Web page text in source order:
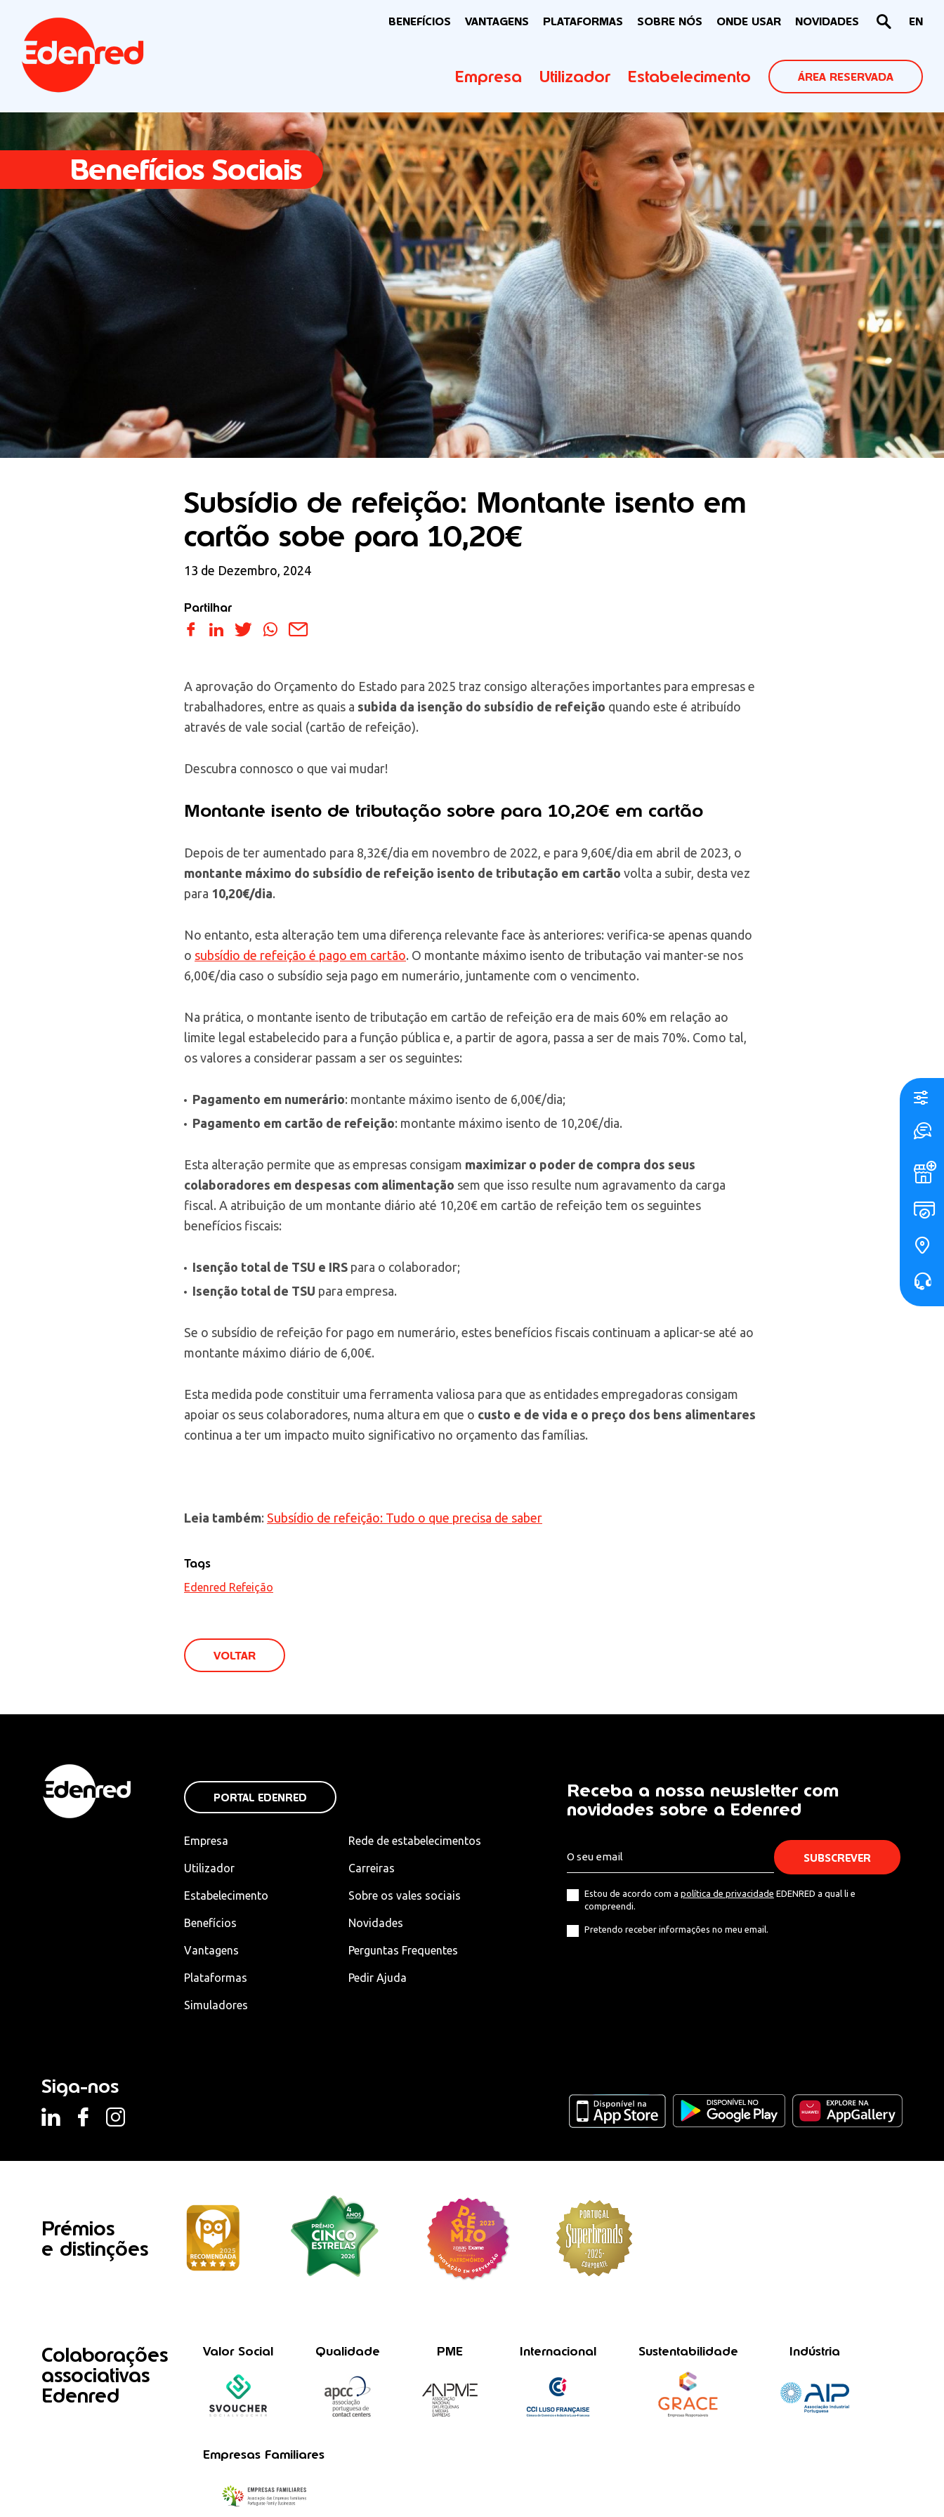
BENEFÍCIOS VANTAGENS PLATAFORMAS SOBRE NÓS ONDE USAR NOVIDADES EN
Empresa Utilizador Estabelecimento ÁREA RESERVADA
Benefícios Sociais
Subsídio de refeição: Montante isento em
cartão sobe para 10,20€
13 de Dezembro, 2024
Partilhar
A aprovação do Orçamento do Estado para 2025 traz consigo alterações importantes para empresas e
trabalhadores, entre as quais a subida da isenção do subsídio de refeição quando este é atribuído
através de vale social (cartão de refeição).
Descubra connosco o que vai mudar!
Montante isento de tributação sobre para 10,20€ em cartão
Depois de ter aumentado para 8,32€/dia em novembro de 2022, e para 9,60€/dia em abril de 2023, o
montante máximo do subsídio de refeição isento de tributação em cartão volta a subir, desta vez
para 10,20€/dia.
No entanto, esta alteração tem uma diferença relevante face às anteriores: verifica-se apenas quando
o subsídio de refeição é pago em cartão. O montante máximo isento de tributação vai manter-se nos
6,00€/dia caso o subsídio seja pago em numerário, juntamente com o vencimento.
Na prática, o montante isento de tributação em cartão de refeição era de mais 60% em relação ao
limite legal estabelecido para a função pública e, a partir de agora, passa a ser de mais 70%. Como tal,
os valores a considerar passam a ser os seguintes:
Pagamento em numerário: montante máximo isento de 6,00€/dia;
Pagamento em cartão de refeição: montante máximo isento de 10,20€/dia.
Esta alteração permite que as empresas consigam maximizar o poder de compra dos seus
colaboradores em despesas com alimentação sem que isso resulte num agravamento da carga
fiscal. A atribuição de um montante diário até 10,20€ em cartão de refeição tem os seguintes
benefícios fiscais:
Isenção total de TSU e IRS para o colaborador;
Isenção total de TSU para empresa.
Se o subsídio de refeição for pago em numerário, estes benefícios fiscais continuam a aplicar-se até ao
montante máximo diário de 6,00€.
Esta medida pode constituir uma ferramenta valiosa para que as entidades empregadoras consigam
apoiar os seus colaboradores, numa altura em que o custo e de vida e o preço dos bens alimentares
continua a ter um impacto muito significativo no orçamento das famílias.
Leia também: Subsídio de refeição: Tudo o que precisa de saber
Tags
Edenred Refeição
VOLTAR
PORTAL EDENRED
Empresa
Utilizador
Estabelecimento
Benefícios
Vantagens
Plataformas
Simuladores
Rede de estabelecimentos
Carreiras
Sobre os vales sociais
Novidades
Perguntas Frequentes
Pedir Ajuda
Receba a nossa newsletter com
novidades sobre a Edenred
Estou de acordo com a política de privacidade EDENRED a qual li e
compreendi.
Pretendo receber informações no meu email.
Siga-nos
Prémios
e distinções
Colaborações
associativas
Edenred
Valor Social Qualidade PME Internacional Sustentabilidade Indústria
Empresas Familiares